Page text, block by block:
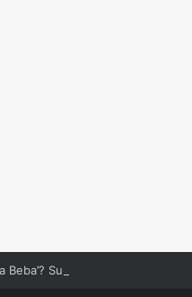
Beba’? Su reacción en vivo